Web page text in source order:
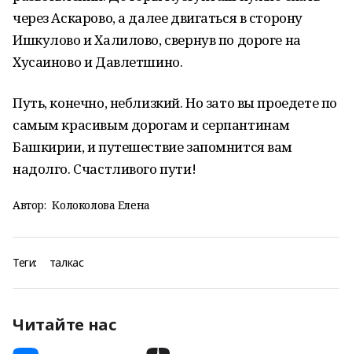
через Аскарово, а далее двигаться в сторону
Ишкулово и Халилово, свернув по дороге на
Хусаиново и Давлетшино.
Путь, конечно, неблизкий. Но зато вы проедете по
самым красивым дорогам и серпантинам
Башкирии, и путешествие запомнится вам
надолго. Счастливого пути!
Автор: Колоколова Елена
Теги: талкас
Читайте нас